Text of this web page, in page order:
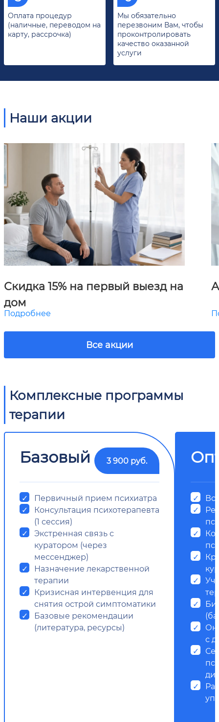
Оплата процедур
(наличные, переводом на
карту, рассрочка)
Мы обязательно
перезвоним Вам, чтобы
проконтролировать
качество оказанной
услуги
Наши акции
Скидка 15% на первый выезд на
дом
Подробнее
Все акции
Комплексные программы
терапии
Базовый 3 900 руб.
Первичный прием психиатра
Консультация психотерапевта
(1 сессия)
Экстренная связь с
куратором (через
мессенджер)
Назначение лекарственной
терапии
Кризисная интервенция для
снятия острой симптоматики
Базовые рекомендации
(литература, ресурсы)
с